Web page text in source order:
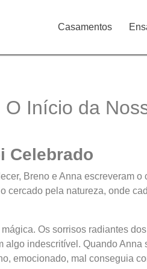
Casamentos
O Início da
Celebrado
Breno e Anna escreveram
cercado pela natureza, onde
Os sorrisos radiantes
algo indescritível. Quando
emocionado, mal conseguia